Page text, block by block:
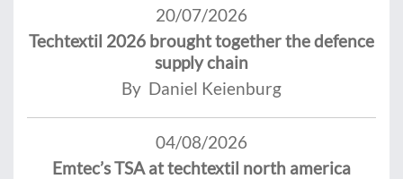
20/07/2026
Techtextil 2026 brought together the defence
supply chain
By Daniel Keienburg
04/08/2026
Emtec’s TSA at techtextil north america